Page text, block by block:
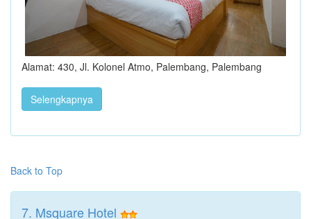
Alamat: 430, Jl. Kolonel Atmo, Palembang, Palembang
Selengkapnya
Back to Top
7. Msquare Hotel